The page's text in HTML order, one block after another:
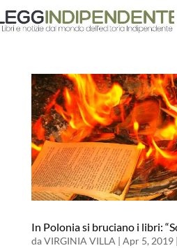
In Polonia si bruciano i libri:
daVIRGINIA VILLA | Apr 5, 2019|